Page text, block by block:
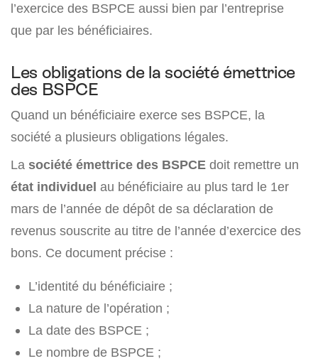
l’exercice des BSPCE aussi bien par l’entreprise
que par les bénéficiaires.
Les obligations de la société émettrice
des BSPCE
Quand un bénéficiaire exerce ses BSPCE, la
société a plusieurs obligations légales.
La société émettrice des BSPCE doit remettre un
état individuel au bénéficiaire au plus tard le 1er
mars de l’année de dépôt de sa déclaration de
revenus souscrite au titre de l’année d’exercice des
bons. Ce document précise :
L’identité du bénéficiaire ;
La nature de l’opération ;
La date des BSPCE ;
Le nombre de BSPCE ;